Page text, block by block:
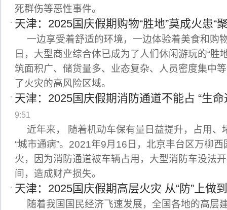
死群伤等恶性事件。
天津：2025国庆假期购物“胜地”莫成火患“
一边享受着舒适的环境，一边体验着美食和购
日，大型商业综合体已成为了人们休闲游玩的“胜
筑面积广、储货量多、业态复杂、人员密度集中
了火灾的高风险区域。
天津：2025国庆假期消防通道不能占 “生命
9:51
近年来， 随着机动车保有量日益提升，占用、
“城市通病”。2021年9月16日，北京丰台区万柳
火，因为消防通道被车辆占用，大型消防车没法
间，造成财产损失。
天津：2025国庆假期高层火灾 从“防”上做
随着我国国民经济飞速发展，全国各地的高层